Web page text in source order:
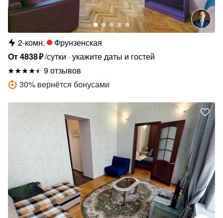
2-комн.
Фрунзенская
От4838₽/сутки укажите даты и гостей
9 отзывов
30% вернётся бонусами